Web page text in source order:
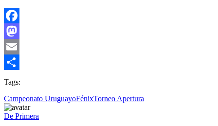
Facebook
Mastodon
Email
Compartir
Tags:
Campeonato UruguayoFénixTorneo Apertura
De Primera